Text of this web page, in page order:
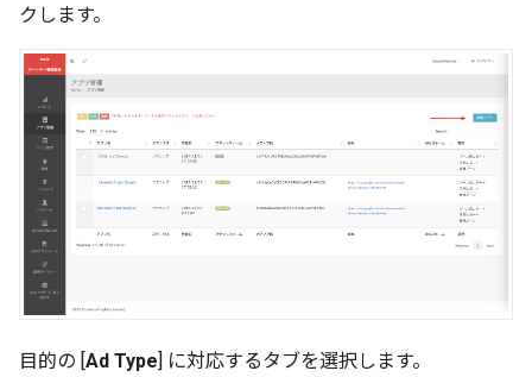
クします。
目的の [Ad Type] に対応するタブを選択します。